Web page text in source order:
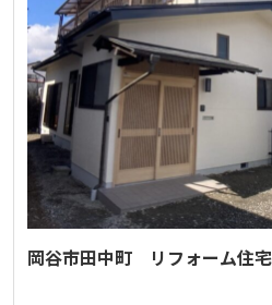
岡谷市田中町 リフォーム住宅